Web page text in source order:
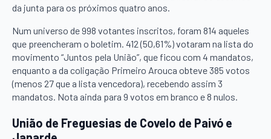
da junta para os próximos quatro anos.
Num universo de 998 votantes inscritos, foram 814 aqueles
que preencheram o boletim. 412 (50,61%) votaram na lista do
movimento “Juntos pela União”, que ficou com 4 mandatos,
enquanto a da coligação Primeiro Arouca obteve 385 votos
(menos 27 que a lista vencedora), recebendo assim 3
mandatos. Nota ainda para 9 votos em branco e 8 nulos.
União de Freguesias de Covelo de Paivó e